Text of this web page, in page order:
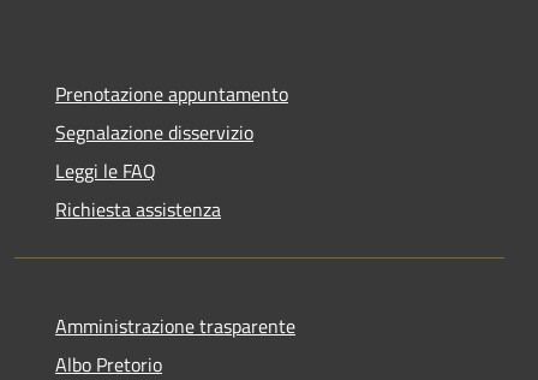
Prenotazione appuntamento
Segnalazione disservizio
Leggi le FAQ
Richiesta assistenza
Amministrazione trasparente
Albo Pretorio